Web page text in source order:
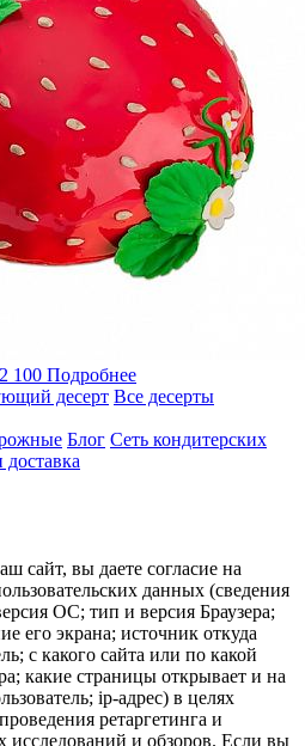
2 100 Подробнее
десерт Все десерты
Блог Сеть кондитерских
сайт, вы даете согласие на
данных (сведения
ОС; тип и версия Браузера;
его экрана; источник откуда
с какого сайта или по какой
какие страницы открывает и на
ip-адрес) в целях
ретаргетинга и
исследований и обзоров. Если вы